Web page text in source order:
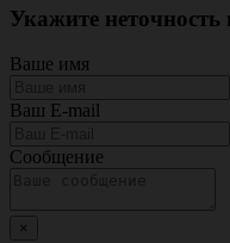
Укажите неточность
Ваше имя
Ваш E-mail
Сообщение
×